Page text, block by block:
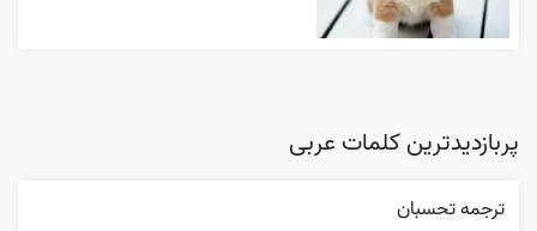
پربازدیدترین کلمات عربی
ترجمه تحسبان